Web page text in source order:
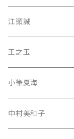
江頭誠
王之玉
小筆夏海
中村美和子